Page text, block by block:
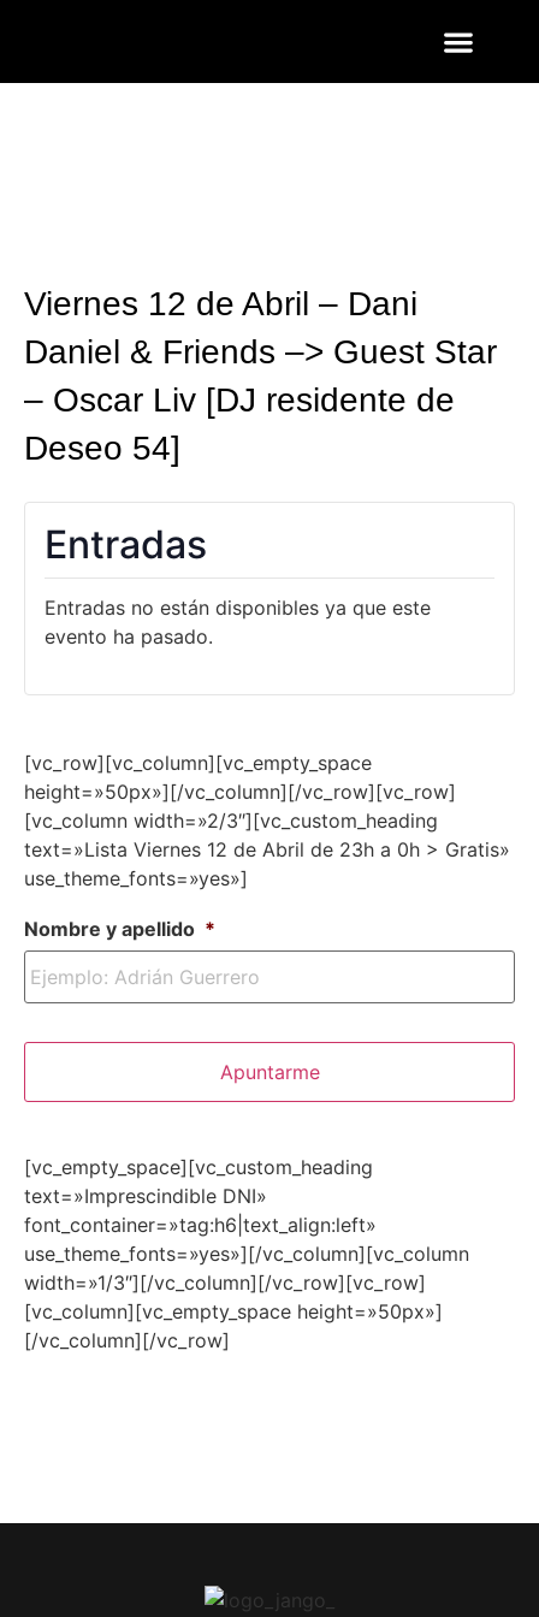
Viernes 12 de Abril – Dani
Daniel & Friends –> Guest Star
– Oscar Liv [DJ residente de
Deseo 54]
Entradas
Entradas no están disponibles ya que este
evento ha pasado.
[vc_row][vc_column][vc_empty_space
height=»50px»][/vc_column][/vc_row][vc_row]
[vc_column width=»2/3″][vc_custom_heading
text=»Lista Viernes 12 de Abril de 23h a 0h > Gratis»
use_theme_fonts=»yes»]
Nombre y apellido *
[vc_empty_space][vc_custom_heading
text=»Imprescindible DNI»
font_container=»tag:h6|text_align:left»
use_theme_fonts=»yes»][/vc_column][vc_column
width=»1/3″][/vc_column][/vc_row][vc_row]
[vc_column][vc_empty_space height=»50px»]
[/vc_column][/vc_row]